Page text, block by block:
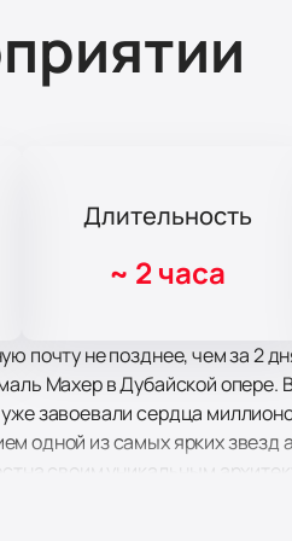
Длительность
~ 2 часа
почту не позднее, чем за 2
Махер в Дубайской опере.
завоевали сердца
одной из самых ярких звезд
своим уникальным
зрителям